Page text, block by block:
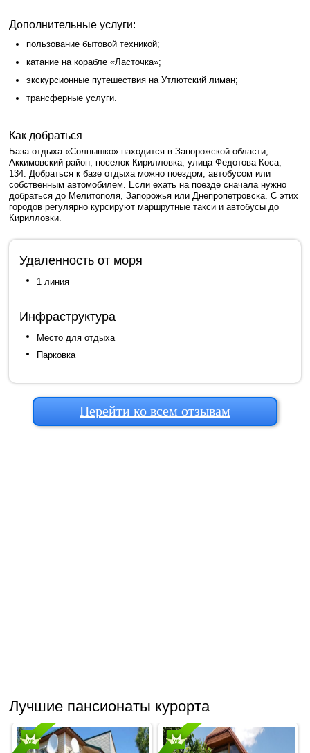
Дополнительные услуги:
пользование бытовой техникой;
катание на корабле «Ласточка»;
экскурсионные путешествия на Утлютский лиман;
трансферные услуги.
Как добраться
База отдыха «Солнышко» находится в Запорожской области,
Аккимовский район, поселок Кирилловка, улица Федотова Коса,
134. Добраться к базе отдыха можно поездом, автобусом или
собственным автомобилем. Если ехать на поезде сначала нужно
добраться до Мелитополя, Запорожья или Днепропетровска. С этих
городов регулярно курсируют маршрутные такси и автобусы до
Кирилловки.
Удаленность от моря
1 линия
Инфраструктура
Место для отдыха
Парковка
Перейти ко всем отзывам
Лучшие пансионаты курорта